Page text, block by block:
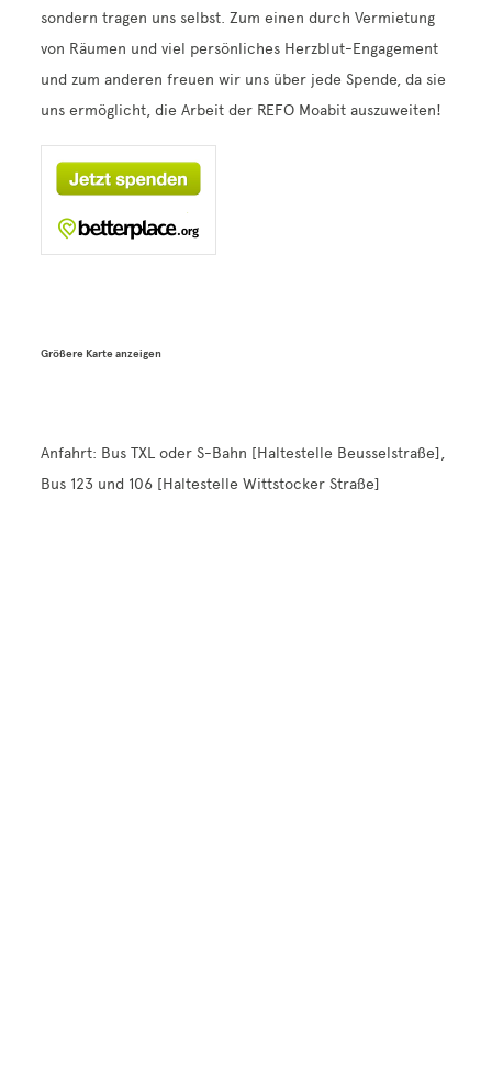
sondern tragen uns selbst. Zum einen durch Vermietung
von Räumen und viel persönliches Herzblut-Engagement
und zum anderen freuen wir uns über jede Spende, da sie
uns ermöglicht, die Arbeit der REFO Moabit auszuweiten!
Größere Karte anzeigen
Anfahrt: Bus TXL oder S-Bahn [Haltestelle Beusselstraße],
Bus 123 und 106 [Haltestelle Wittstocker Straße]